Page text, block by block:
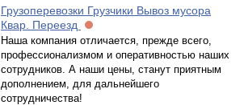
Грузоперевозки Грузчики Вывоз мусора
Квар. Переезд
Наша компания отличается, прежде всего,
профессионализмом и оперативностью наших
сотрудников. А наши цены, станут приятным
дополнением, для дальнейшего
сотрудничества!